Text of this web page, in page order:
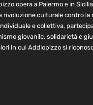
opera a Palermo e in
rivoluzione culturale contro la
e collettiva,
giovanile, solidarietà e
in cui Addiopizzo si